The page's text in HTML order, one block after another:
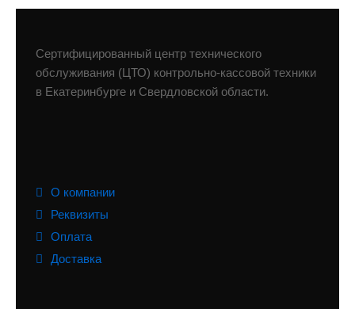
Сертифицированный центр технического
обслуживания (ЦТО) контрольно-кассовой техники
в Екатеринбурге и Свердловской области.
О компании
Реквизиты
Оплата
Доставка